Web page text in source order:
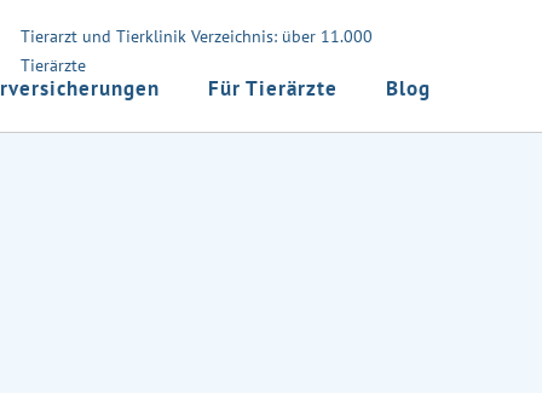
Tierarzt und Tierklinik Verzeichnis: über 11.000
Tierärzte
Für Tierärzte Blog